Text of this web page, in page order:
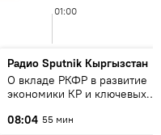
01:00
Радио Sputnik Кыргызстан
О вкладе РКФР в развитие
экономики КР и ключевых
08:04 55 мин